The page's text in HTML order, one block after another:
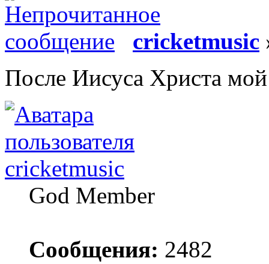
cricketmusic
После Иисуса Христа
cricketmusic
God Member
Сообщения: 2482